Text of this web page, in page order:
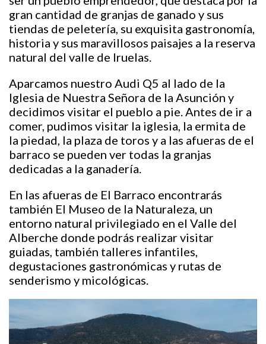
gran cantidad de granjas de ganado y sus
tiendas de peletería, su exquisita gastronomía,
historia y sus maravillosos paisajes a la reserva
natural del valle de Iruelas.
Aparcamos nuestro Audi Q5 al lado de la
Iglesia de Nuestra Señora de la Asunción y
decidimos visitar el pueblo a pie. Antes de ir a
comer, pudimos visitar la iglesia, la ermita de
la piedad, la plaza de toros y a las afueras de el
barraco se pueden ver todas la granjas
dedicadas a la ganadería.
En las afueras de El Barraco encontrarás
también El Museo de la Naturaleza, un
entorno natural privilegiado en el Valle del
Alberche donde podrás realizar visitar
guiadas, también talleres infantiles,
degustaciones gastronómicas y rutas de
senderismo y micológicas.